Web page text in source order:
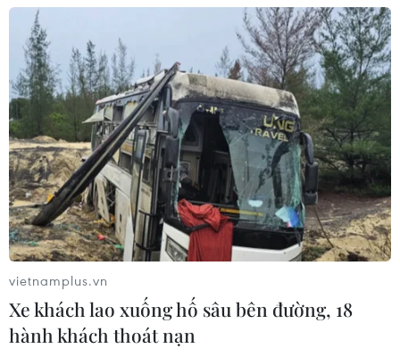
#người lao động nhập cư
Philippines
vietnamplus.vn
Xe khách lao xuống hố sâu bên đường, 18
hành khách thoát nạn